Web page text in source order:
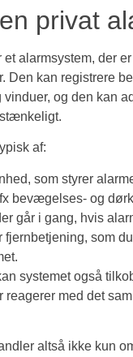
privat
et alarmsystem, der
Den kan registrere
og den kan
af:
som styrer
bevægelses- og
går i gang, hvis
fjernbetjening, som
systemet også
reagerer med det
altså ikke kun